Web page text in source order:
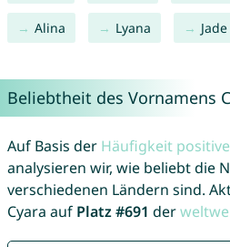
Alina Lyana Jade
Beliebtheit des Vornamens
Auf Basis der Häufigkeit
analysieren wir, wie beliebt die
verschiedenen Ländern sind.
Cyara auf Platz #691 der